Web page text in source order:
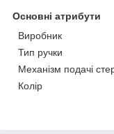
Основні атрибути
Виробник
Тип ручки
Механізм подачі
Колір